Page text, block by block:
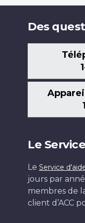
Des
Le
Le Service
jours par
membres de
client d’ACC